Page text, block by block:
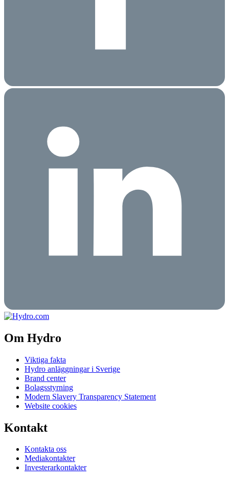
Om Hydro
Viktiga fakta
Hydro anläggningar i Sverige
Brand center
Bolagsstyrning
Modern Slavery Transparency Statement
Website cookies
Kontakt
Kontakta oss
Mediakontakter
Investerarkontakter